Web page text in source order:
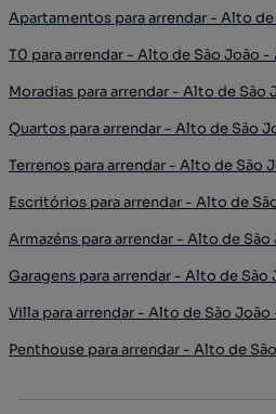
Apartamentos para arrendar - Alto
T0 para arrendar - Alto de São João
Moradias para arrendar - Alto de São
Quartos para arrendar - Alto de São
Terrenos para arrendar - Alto de São
Escritórios para arrendar - Alto de
Armazéns para arrendar - Alto de
Garagens para arrendar - Alto de
Villa para arrendar - Alto de São
Penthouse para arrendar - Alto de